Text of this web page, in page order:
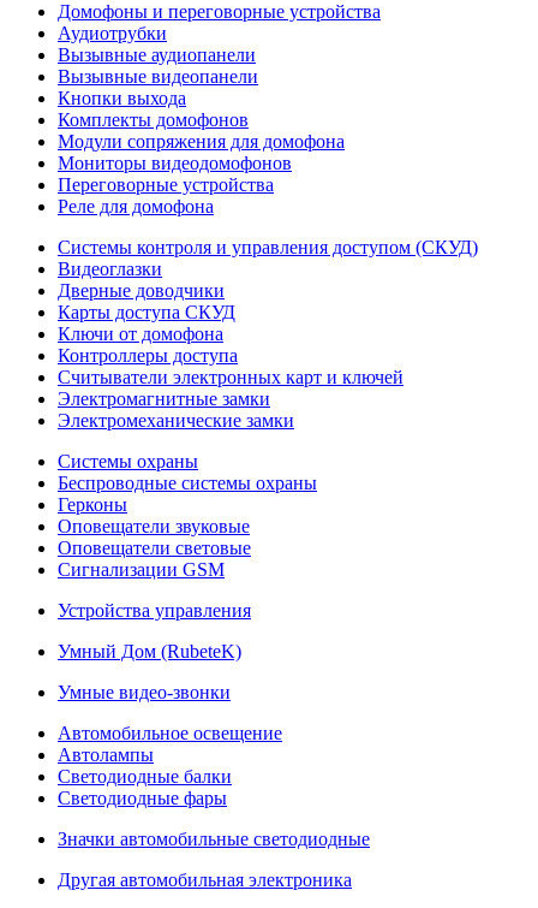
Домофоны и переговорные устройства
Аудиотрубки
Вызывные аудиопанели
Вызывные видеопанели
Кнопки выхода
Комплекты домофонов
Модули сопряжения для домофона
Мониторы видеодомофонов
Переговорные устройства
Реле для домофона
Системы контроля и управления доступом (СКУД)
Видеоглазки
Дверные доводчики
Карты доступа СКУД
Ключи от домофона
Контроллеры доступа
Считыватели электронных карт и ключей
Электромагнитные замки
Электромеханические замки
Системы охраны
Беспроводные системы охраны
Герконы
Оповещатели звуковые
Оповещатели световые
Сигнализации GSM
Устройства управления
Умный Дом (RubeteK)
Умные видео-звонки
Автомобильное освещение
Автолампы
Светодиодные балки
Светодиодные фары
Значки автомобильные светодиодные
Другая автомобильная электроника